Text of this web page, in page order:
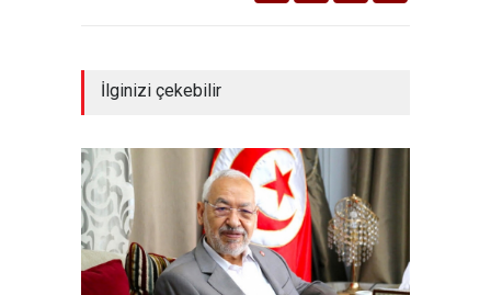
İlginizi çekebilir